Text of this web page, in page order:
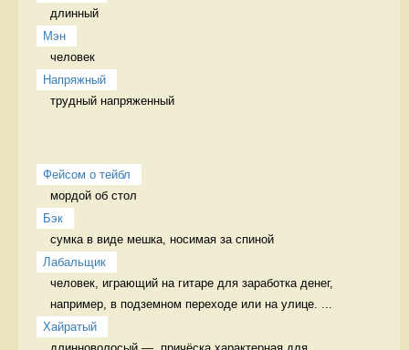
длинный
Мэн
человек
Напряжный
трудный напряженный
Фейсом о тейбл
мордой об стол
Бэк
сумка в виде мешка, носимая за спиной
Лабальщик
человек, играющий на гитаре для заработка денег,
например, в подземном переходе или на улице. ...
Хайратый